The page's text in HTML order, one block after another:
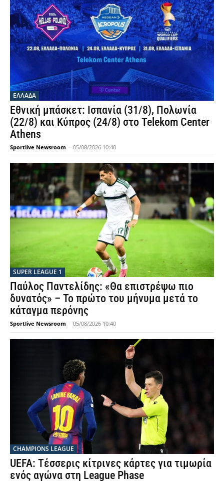
ΕΛΛΑΔΑ
Εθνική μπάσκετ: Ισπανία (31/8), Πολωνία
(22/8) και Κύπρος (24/8) στο Telekom Center
Athens
Sportlive Newsroom - 05/08/2026 10:40
SUPER LEAGUE 1
Παύλος Παντελίδης: «Θα επιστρέψω πιο
δυνατός» – Το πρώτο του μήνυμα μετά το
κάταγμα περόνης
Sportlive Newsroom - 05/08/2026 10:40
CHAMPIONS LEAGUE
UEFA: Τέσσερις κίτρινες κάρτες για τιμωρία
ενός αγώνα στη League Phase